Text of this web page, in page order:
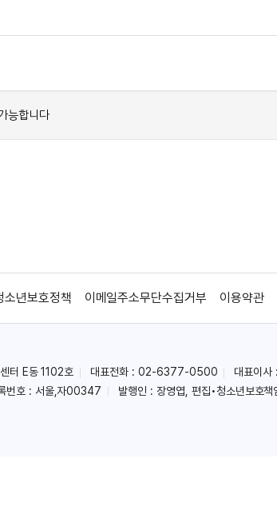
소년보호정책 이메일주소무단수집거부 이용약관
터 E동 1102호 대표전화 : 02-6377-0500 대표이사
번호 : 서울,자00347 발행인 : 장영엽, 편집•청소년보호책